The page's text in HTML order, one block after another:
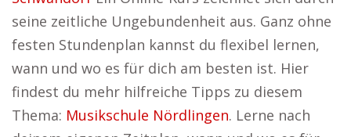
seine zeitliche Ungebundenheit aus. Ganz ohne
festen Stundenplan kannst du flexibel lernen,
wann und wo es für dich am besten ist. Hier
findest du mehr hilfreiche Tipps zu diesem
Thema: Musikschule Nördlingen. Lerne nach